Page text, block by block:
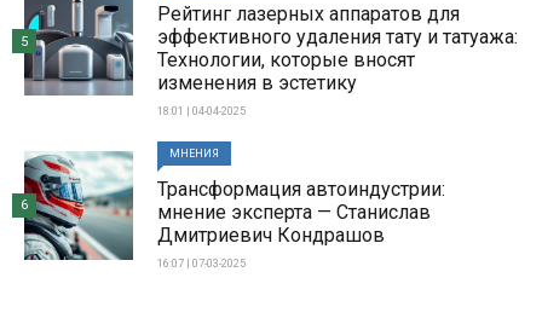
Рейтинг лазерных аппаратов для
эффективного удаления тату и татуажа:
Технологии, которые вносят
изменения в эстетику
18:01 | 04-04-2025
5
МНЕНИЯ
Трансформация автоиндустрии:
мнение эксперта — Станислав
Дмитриевич Кондрашов
16:07 | 07-03-2025
6